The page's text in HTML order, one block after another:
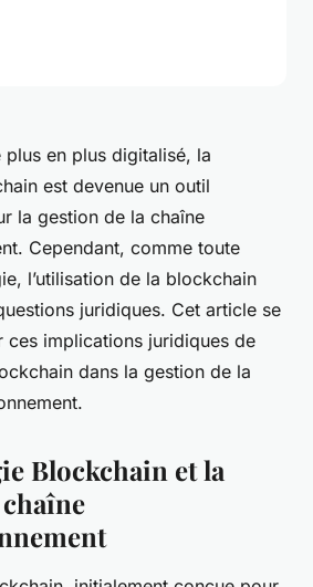
plus en plus digitalisé, la
est devenue un outil
la gestion de la chaîne
Cependant, comme toute
l’utilisation de la blockchain
juridiques. Cet article se
ces implications juridiques de
dans la gestion de la
Blockchain et la